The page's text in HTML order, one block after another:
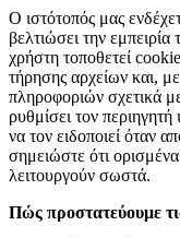
Ο ιστότοπός μας
βελτιώσει την
χρήστη τοποθετεί
τήρησης αρχείων και,
πληροφοριών σχετικά
ρυθμίσει τον
να τον ειδοποιεί όταν
σημειώστε ότι
λειτουργούν σωστά.
Πώς προστατεύουμε